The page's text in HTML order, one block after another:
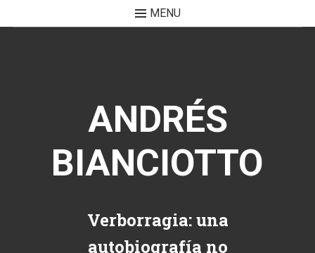
MENU
ANDRÉS
BIANCIOTTO
Verborragia: una
autobiografía no